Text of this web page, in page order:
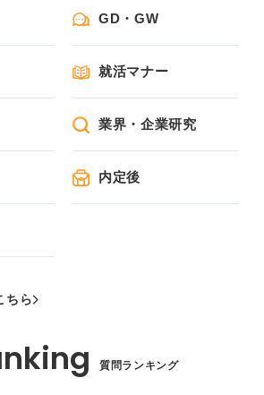
GD・GW
就活マナー
業界・企業研究
内定後
ちら
質問ランキング